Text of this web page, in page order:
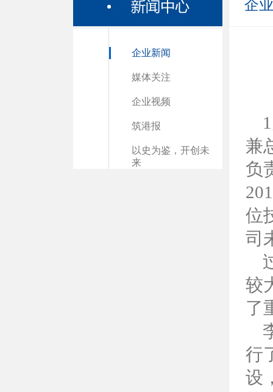
企业新闻
媒体关注
企业视频
筑港报
以史为鉴，开创未
来
企
兼
负
位
司
较
了
行
设